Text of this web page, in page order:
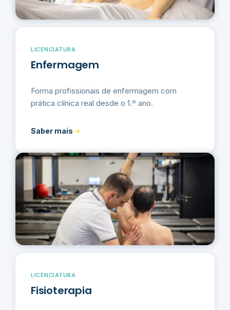
LICENCIATURA
Enfermagem
Forma profissionais de enfermagem com
prática clínica real desde o 1.º ano.
Saber mais
LICENCIATURA
Fisioterapia